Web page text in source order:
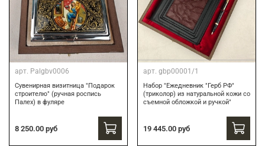
арт. Palgbv0006
Сувенирная визитница "Подарок
строителю" (ручная роспись
Палех) в фуляре
8 250.00 руб
арт. gbp00001/1
Набор "Ежедневник "Герб РФ"
(триколор) из натуральной кожи со
съемной обложкой и ручкой"
19 445.00 руб